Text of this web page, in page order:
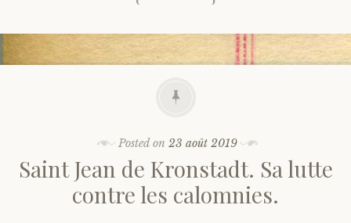
Posted on 23 août 2019
Saint Jean de Kronstadt. Sa lutte
contre les calomnies.